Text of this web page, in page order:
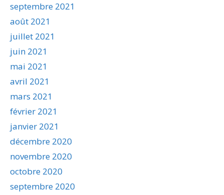
septembre 2021
août 2021
juillet 2021
juin 2021
mai 2021
avril 2021
mars 2021
février 2021
janvier 2021
décembre 2020
novembre 2020
octobre 2020
septembre 2020